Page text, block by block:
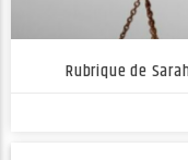
Rubrique de